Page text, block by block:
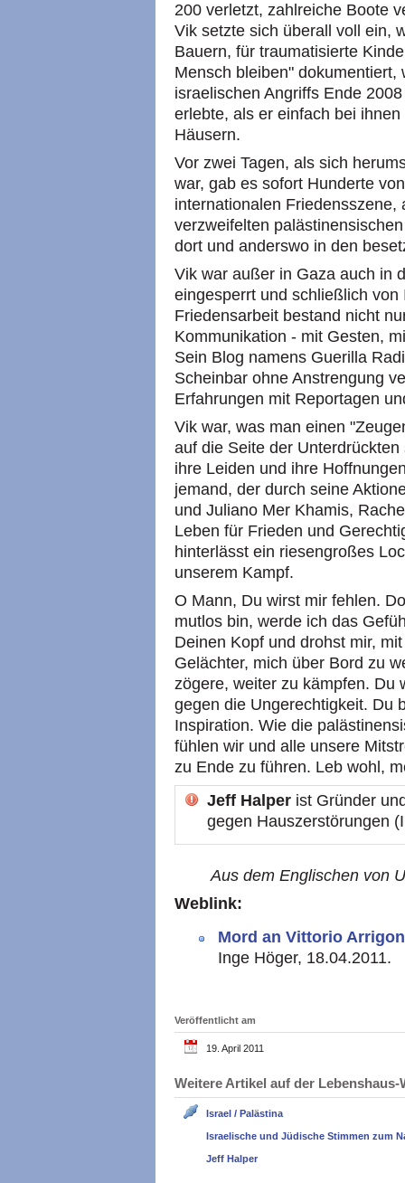
200 verletzt, zahlreiche Boote
Vik setzte sich überall voll ein,
Bauern, für traumatisierte
Mensch bleiben"
israelischen Angriffs Ende
erlebte, als er einfach bei
Häusern.
Vor zwei Tagen, als sich
war, gab es sofort Hunderte
internationalen
verzweifelten
dort und anderswo in den
Vik war außer in Gaza auch in
eingesperrt und schließlich
Friedensarbeit bestand nicht
Kommunikation - mit Gesten,
Sein Blog namens Guerilla
Scheinbar ohne Anstrengung
Erfahrungen mit Reportagen
Vik war, was man einen
auf die Seite der
ihre Leiden und ihre
jemand, der durch seine
und Juliano Mer Khamis,
Leben für Frieden und
hinterlässt ein riesengroßes
unserem Kampf.
O Mann, Du wirst mir fehlen.
mutlos bin, werde ich das
Deinen Kopf und drohst mir,
Gelächter, mich über Bord zu
zögere, weiter zu kämpfen. Du
gegen die Ungerechtigkeit. Du
Inspiration. Wie die
fühlen wir und alle unsere
zu Ende zu führen. Leb wohl,
Jeff Halper ist Gründer
gegen Hauszerstörungen
Aus dem Englischen von
Weblink:
Mord an Vittorio
Inge Höger, 18.04.2011.
Veröffentlicht am
19. April 2011
Weitere Artikel auf der
Israel / Palästina
Israelische und Jüdische Stimmen zum
Jeff Halper